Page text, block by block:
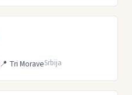
📍 Tri MoraveSrbija